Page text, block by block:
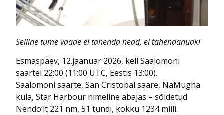
Selline tume vaade ei tähenda head, ei tähendanudki
Esmaspäev, 12.jaanuar 2026, kell Saalomoni
saartel 22:00 (11:00 UTC, Eestis 13:00).
Saalomoni saarte, San Cristobal saare, NaMugha
küla, Star Harbour nimeline abajas – sõidetud
Nendo’lt 221 nm, 51 tundi, kokku 1234 miili.